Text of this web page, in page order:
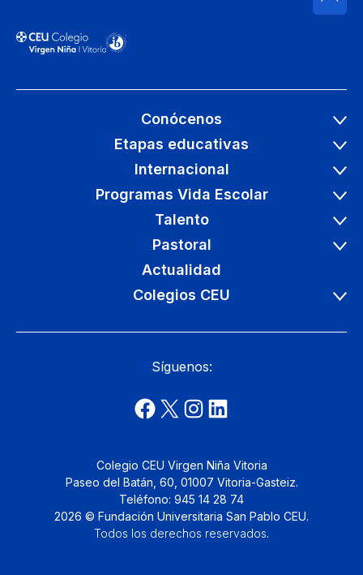
Conócenos
Etapas educativas
Internacional
Programas Vida Escolar
Talento
Pastoral
Actualidad
Colegios CEU
Síguenos:
Colegio CEU Virgen Niña Vitoria
Paseo del Batán, 60, 01007 Vitoria-Gasteiz.
Teléfono: 945 14 28 74
2026 © Fundación Universitaria San Pablo CEU.
Todos los derechos reservados.